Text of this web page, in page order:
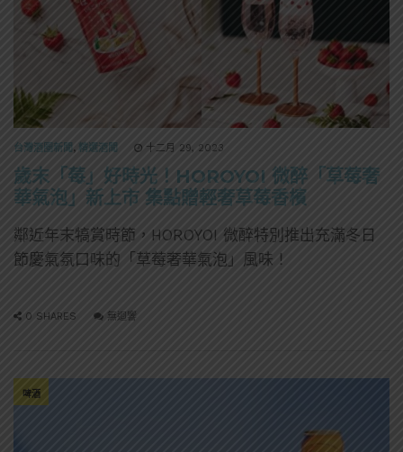
台灣酒圈新聞 , 精選酒聞 十二月 29, 2023
歲末「莓」好時光！HOROYOI 微醉「草莓奢
華氣泡」新上市 集點贈輕奢草莓香檳
鄰近年末犒賞時節，HOROYOI 微醉特別推出充滿冬日
節慶氣氛口味的「草莓奢華氣泡」風味！
0 SHARES 無迴響
啤酒